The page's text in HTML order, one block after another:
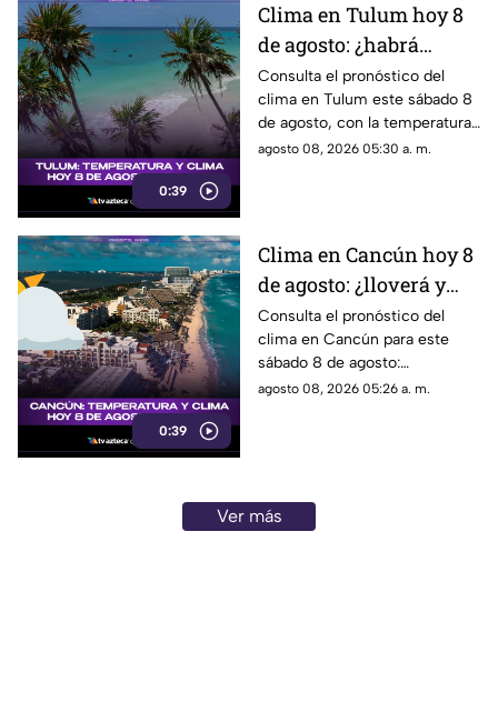
0:39
Clima en Tulum hoy 8
de agosto: ¿habrá
lluvias y qué
temperatura se espera?
Consulta el pronóstico del
clima en Tulum este sábado 8
de agosto, con la temperatura
y las condiciones del tiempo.
agosto 08, 2026 05:30 a. m.
0:39
Clima en Cancún hoy 8
de agosto: ¿lloverá y
qué temperatura habrá
este sábado?
Consulta el pronóstico del
clima en Cancún para este
sábado 8 de agosto:
temperatura, lluvias y
agosto 08, 2026 05:26 a. m.
Ver más